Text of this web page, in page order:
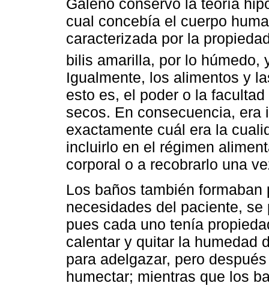
Galeno conservó la teoría
cual concebía el cuerpo
caracterizada por la
bilis amarilla, por lo húmedo,
Igualmente, los alimentos y
esto es, el poder o la
secos. En consecuencia,
exactamente cuál era la
incluirlo en el régimen
corporal o a recobrarlo una
Los baños también
necesidades del paciente,
pues cada uno tenía
calentar y quitar la humedad
para adelgazar, pero
humectar; mientras que los